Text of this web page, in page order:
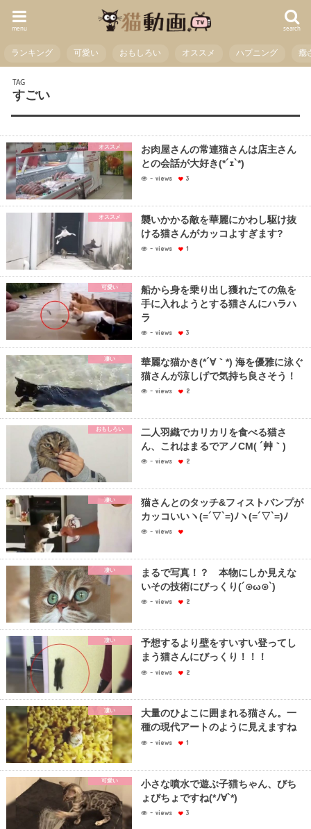
search
menu
ランキング 可愛い おもしろい オススメ ハプニング 癒
TAG
すごい
オススメ
お肉屋さんの常連猫さんは店主さん
との会話が大好き(*´ｪ`*)
- views 3
オススメ
襲いかかる敵を華麗にかわし駆け抜
ける猫さんがカッコよすぎます?
- views 1
可愛い
船から身を乗り出し獲れたての魚を
手に入れようとする猫さんにハラハ
ラ
- views 3
凄い
華麗な猫かき(*´∀｀*) 海を優雅に泳ぐ
猫さんが涼しげで気持ち良さそう！
- views 2
おもしろい
二人羽織でカリカリを食べる猫さ
ん、これはまるでアノCM( ´艸｀)
- views 2
凄い
猫さんとのタッチ&フィストバンプが
カッコいいヽ(=´▽`=)ﾉヽ(=´▽`=)ﾉ
- views
凄い
まるで写真！？ 本物にしか見えな
いその技術にびっくり(´⊙ω⊙`)
- views 2
凄い
予想するより壁をすいすい登ってし
まう猫さんにびっくり！！！
- views 2
凄い
大量のひよこに囲まれる猫さん。一
種の現代アートのように見えますね
- views 1
可愛い
小さな噴水で遊ぶ子猫ちゃん、びち
ょびちょですね(*ﾉ∀`*)
- views 3